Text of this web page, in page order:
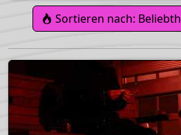
Sortieren nach: